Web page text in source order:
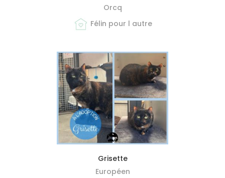
Orcq
Félin pour l autre
MIEUX ME CONNAÎTRE
Grisette
Européen